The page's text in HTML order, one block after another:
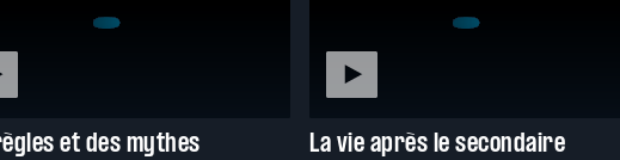
et des mythes La vie après le secondaire